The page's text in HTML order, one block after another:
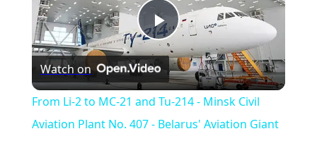
Play
Video
Watch on
From Li-2 to MC-21 and Tu-214 - Minsk Civil
Aviation Plant No. 407 - Belarus' Aviation Giant